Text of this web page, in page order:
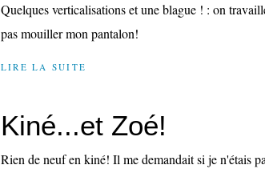
Quelques verticalisations et une blague ! : on
pas mouiller mon pantalon!
LIRE LA SUITE
Kiné...et Zoé!
Rien de neuf en kiné! Il me demandait si je n'étais